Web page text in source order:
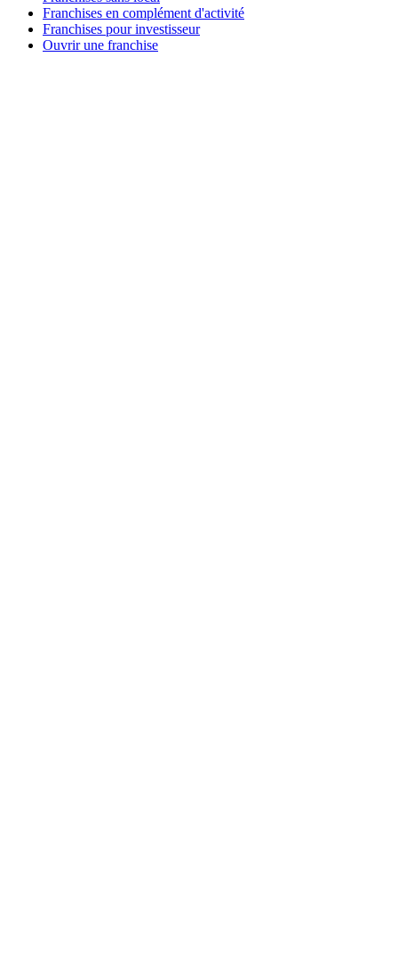
Franchises en complément d'activité
Franchises pour investisseur
Ouvrir une franchise